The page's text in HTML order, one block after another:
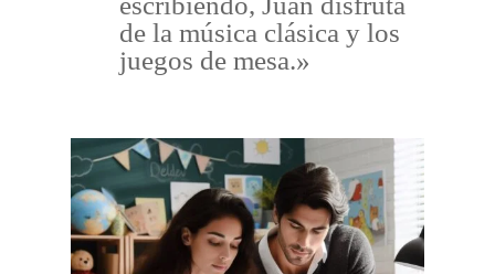
de la música clásica y los
juegos de mesa.»